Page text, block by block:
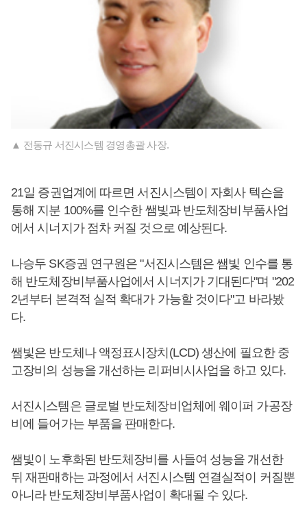
▲ 전동규 서진시스템 경영총괄 사장.
21일 증권업계에 따르면 서진시스템이 자회사 텍슨을
통해 지분 100%를 인수한 쌤빛과 반도체장비부품사업
에서 시너지가 점차 커질 것으로 예상된다.
나승두 SK증권 연구원은 "서진시스템은 쌤빛 인수를 통
해 반도체장비부품사업에서 시너지가 기대된다"며 "202
2년부터 본격적 실적 확대가 가능할 것이다"고 바라봤
다.
쌤빛은 반도체나 액정표시장치(LCD) 생산에 필요한 중
고장비의 성능을 개선하는 리퍼비시사업을 하고 있다.
서진시스템은 글로벌 반도체장비업체에 웨이퍼 가공장
비에 들어가는 부품을 판매한다.
쌤빛이 노후화된 반도체장비를 사들여 성능을 개선한
뒤 재판매하는 과정에서 서진시스템 연결실적이 커질뿐
아니라 반도체장비부품사업이 확대될 수 있다.